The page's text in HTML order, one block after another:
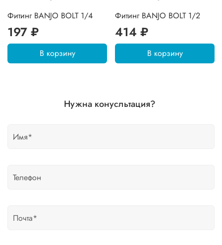
Фитинг BANJO BOLT 1/4
197 ₽
В корзину
Фитинг BANJO BOLT 1/2
414 ₽
В корзину
Нужна конусльтация?